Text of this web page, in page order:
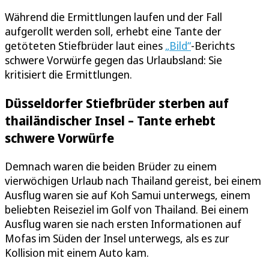
Während die Ermittlungen laufen und der Fall
aufgerollt werden soll, erhebt eine Tante der
getöteten Stiefbrüder laut eines „Bild“-Berichts
schwere Vorwürfe gegen das Urlaubsland: Sie
kritisiert die Ermittlungen.
Düsseldorfer Stiefbrüder sterben auf
thailändischer Insel – Tante erhebt
schwere Vorwürfe
Demnach waren die beiden Brüder zu einem
vierwöchigen Urlaub nach Thailand gereist, bei einem
Ausflug waren sie auf Koh Samui unterwegs, einem
beliebten Reiseziel im Golf von Thailand. Bei einem
Ausflug waren sie nach ersten Informationen auf
Mofas im Süden der Insel unterwegs, als es zur
Kollision mit einem Auto kam.